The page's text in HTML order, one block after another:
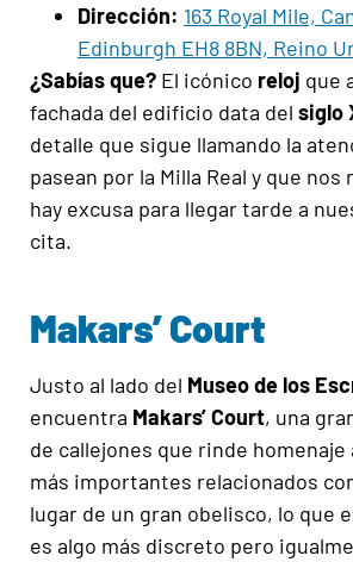
Dirección: 163 Royal Mile,
Edinburgh EH8 8BN, Reino
¿Sabías que? El icónico reloj que
fachada del edificio data del siglo
detalle que sigue llamando la
pasean por la Milla Real y que nos
hay excusa para llegar tarde a
cita.
Makars’ Court
Justo al lado del Museo de los
encuentra Makars’ Court, una
de callejones que rinde
más importantes relacionados
lugar de un gran obelisco, lo que
es algo más discreto pero